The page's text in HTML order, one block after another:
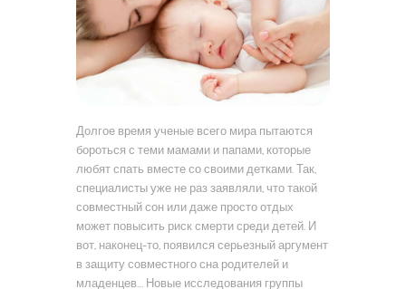
Долгое время ученые всего мира пытаются
бороться с теми мамами и папами, которые
любят спать вместе со своими детками. Так,
специалисты уже не раз заявляли, что такой
совместный сон или даже просто отдых
может повысить риск смерти среди детей. И
вот, наконец-то, появился серьезный аргумент
в защиту совместного сна родителей и
младенцев… Новые исследования группы